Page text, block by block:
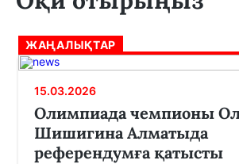
ЖАҢАЛЫҚТАР
15.03.2026
Олимпиада чемпионы
Шишигина Алматыда
референдумға қатысты